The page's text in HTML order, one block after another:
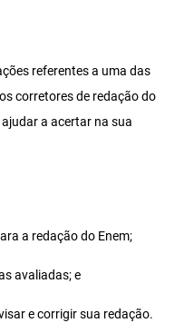
referentes a uma das
corretores de redação do
a acertar na sua
a redação do Enem;
avaliadas; e
e corrigir sua redação.